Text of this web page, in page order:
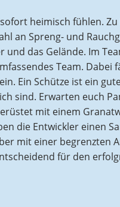
heimisch fühlen.
an Spreng- und
das Gelände. Im
Team.
Ein Schütze ist ein
sind. Erwarten euch
mit einem
die Entwickler einen
mit einer begrenzten
für den